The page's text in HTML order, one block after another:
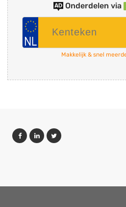
Onderdelen via
Makkelijk & snel